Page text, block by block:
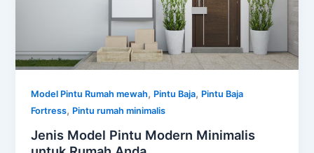
Model Pintu Rumah mewah, Pintu Baja, Pintu Baja
Fortress, Pintu rumah minimalis
Jenis Model Pintu Modern Minimalis